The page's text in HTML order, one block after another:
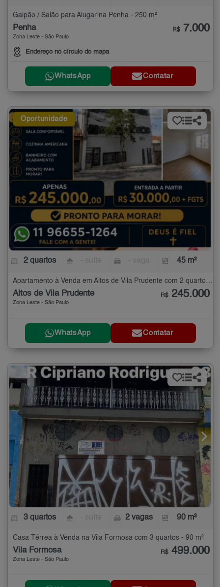
Galpão / Salão para Alugar na Penha - 250 m²
Penha
Zona Leste - São Paulo
Endereço no círculo do mapa
R$ 7.000
WhatsApp Contatar
Oportunidade
2 quartos 45 m²
Altos de Vila Prudente
Zona Leste - São Paulo
R$ 245.000
WhatsApp Contatar
3 quartos 2 vagas 90 m²
Casa Térrea à Venda na Vila Formosa com 3 quartos - 90 m²
Vila Formosa
Zona Leste - São Paulo
R$ 499.000